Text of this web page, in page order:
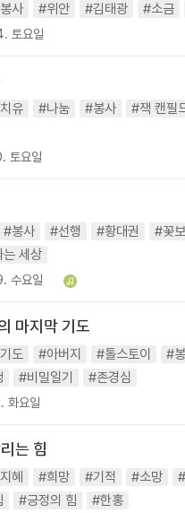
사 #위안 #김태광 #소금
토요일
유 #나눔 #봉사 #잭 캔필
토요일
#봉사 #선행 #황대권
#꽃
세상
수요일
마지막 기도
도 #아버지 #톨스토이 #
#비밀일기 #존경심
요일
는 힘
혜 #희망 #기적 #소망
#긍정의 힘 #한홍